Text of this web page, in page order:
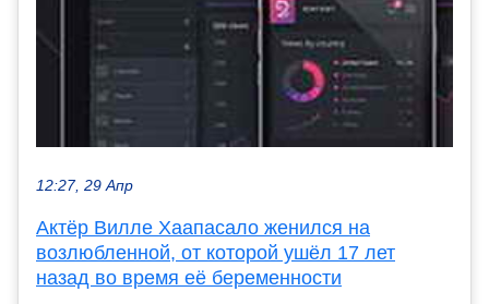
12:27, 29 Апр
Актёр Вилле Хаапасало женился на
возлюбленной, от которой ушёл 17 лет
назад во время её беременности